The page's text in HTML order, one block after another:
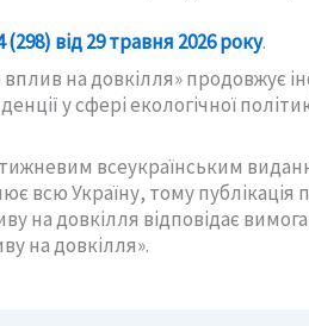
(298) від 29 травня 2026 року.
вплив на довкілля» продовжує
у сфері екологічної
всеукраїнським
всю Україну, тому
на довкілля відповідає
на довкілля».